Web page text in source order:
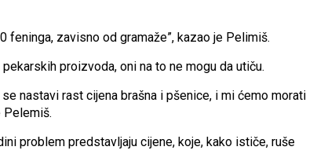
feninga, zavisno od gramaže”, kazao je Pelimiš.
proizvoda, oni na to ne mogu da utiču.
nastavi rast cijena brašna i pšenice, i mi ćemo morati
Pelemiš.
problem predstavljaju cijene, koje, kako ističe, ruše